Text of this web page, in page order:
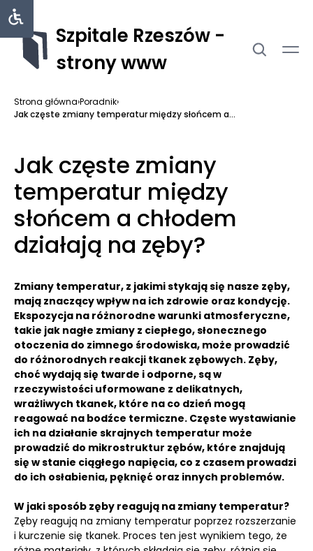
Szpitale Rzeszów -
strony www
Strona główna›Poradnik›
Jak częste zmiany temperatur między słońcem a...
Jak częste zmiany
temperatur między
słońcem a chłodem
działają na zęby?
Zmiany temperatur, z jakimi stykają się nasze zęby,
mają znaczący wpływ na ich zdrowie oraz kondycję.
Ekspozycja na różnorodne warunki atmosferyczne,
takie jak nagłe zmiany z ciepłego, słonecznego
otoczenia do zimnego środowiska, może prowadzić
do różnorodnych reakcji tkanek zębowych. Zęby,
choć wydają się twarde i odporne, są w
rzeczywistości uformowane z delikatnych,
wrażliwych tkanek, które na co dzień mogą
reagować na bodźce termiczne. Częste wystawianie
ich na działanie skrajnych temperatur może
prowadzić do mikrostruktur zębów, które znajdują
się w stanie ciągłego napięcia, co z czasem prowadzi
do ich osłabienia, pęknięć oraz innych problemów.
W jaki sposób zęby reagują na zmiany temperatur?
Zęby reagują na zmiany temperatur poprzez rozszerzanie
i kurczenie się tkanek. Proces ten jest wynikiem tego, że